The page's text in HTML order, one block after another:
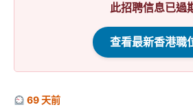
此招聘信息已過
查看最新香港職
69 天前